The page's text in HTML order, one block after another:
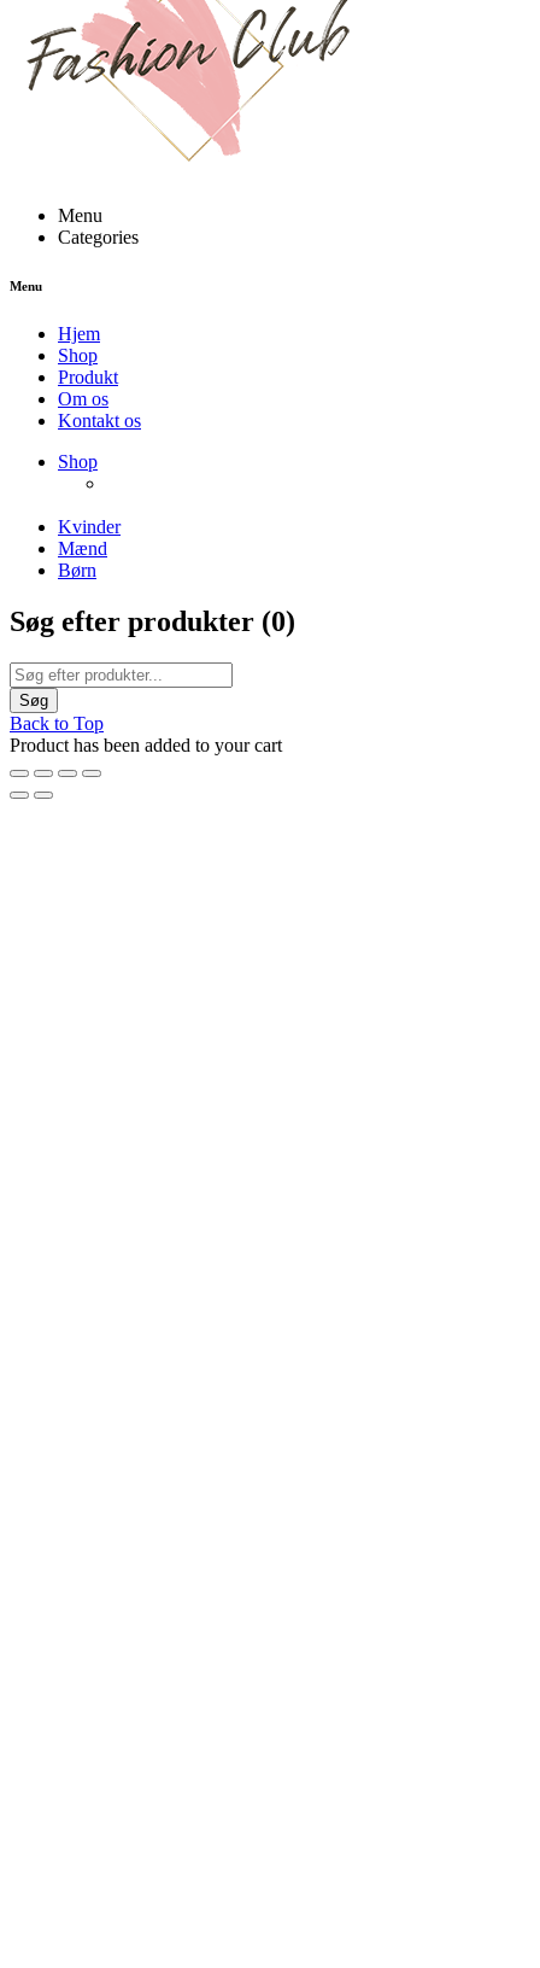
Menu
Categories
Menu
Hjem
Shop
Produkt
Om os
Kontakt os
Shop
Kvinder
Mænd
Børn
Søg efter produkter (0)
Back to Top
Product has been added to your cart